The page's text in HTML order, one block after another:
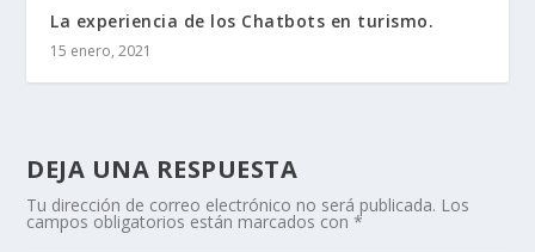
La experiencia de los Chatbots en turismo.
15 enero, 2021
DEJA UNA RESPUESTA
Tu dirección de correo electrónico no será publicada. Los
campos obligatorios están marcados con*